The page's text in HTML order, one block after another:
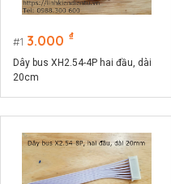
1 3.000 ₫
Dây bus XH2.54-4P hai đầu, dài
20cm